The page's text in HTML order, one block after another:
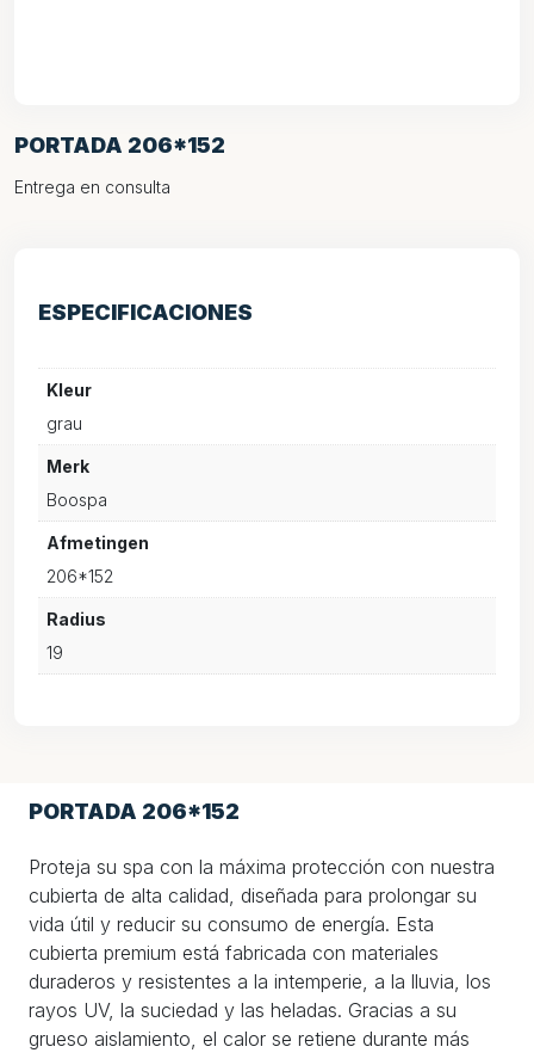
PORTADA 206*152
Entrega en consulta
ESPECIFICACIONES
Kleur
grau
Merk
Boospa
Afmetingen
206*152
Radius
19
PORTADA 206*152
Proteja su spa con la máxima protección con nuestra
cubierta de alta calidad, diseñada para prolongar su
vida útil y reducir su consumo de energía. Esta
cubierta premium está fabricada con materiales
duraderos y resistentes a la intemperie, a la lluvia, los
rayos UV, la suciedad y las heladas. Gracias a su
grueso aislamiento, el calor se retiene durante más